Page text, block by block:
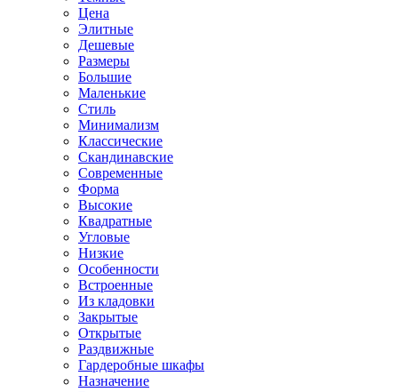
Цена
Элитные
Дешевые
Размеры
Большие
Маленькие
Стиль
Минимализм
Классические
Скандинавские
Современные
Форма
Высокие
Квадратные
Угловые
Низкие
Особенности
Встроенные
Из кладовки
Закрытые
Открытые
Раздвижные
Гардеробные шкафы
Назначение